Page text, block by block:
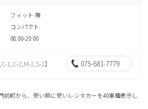
フィット 等
コンパクト
08:00-20:00
1,C-2,M-2,S-2】 075-681-7779
前町から、安い順に安いレンタカーを40車種表示し